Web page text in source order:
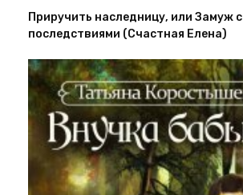
Приручить наследницу, или Замуж с
последствиями (Счастная Елена)